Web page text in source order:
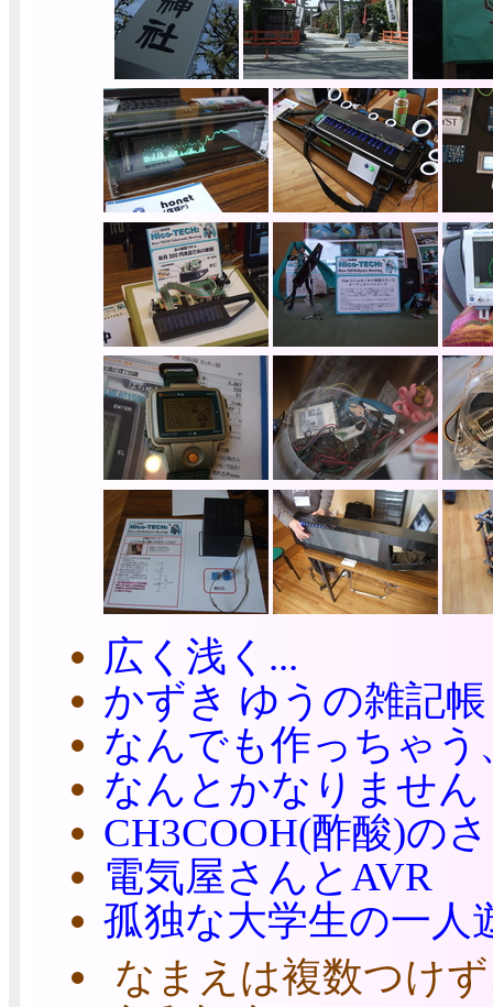
広く浅く...
かずき ゆうの雑記帳
なんでも作っちゃう
なんとかなりません
CH3COOH(酢酸)の
電気屋さんとAVR
孤独な大学生の一人
なまえは複数つけ